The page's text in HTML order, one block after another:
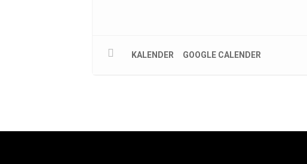
KALENDER GOOGLE CALENDER